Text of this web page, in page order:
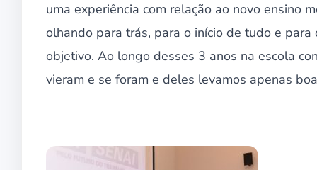
uma experiência com relação ao novo ensino
olhando para trás, para o início de tudo e
objetivo. Ao longo desses 3 anos na escola
vieram e se foram e deles levamos apenas